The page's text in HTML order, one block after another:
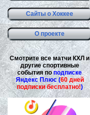
Сайты о Хоккее
О проекте
Смотрите все матчи КХЛ и
другие спортивные
события поподписке
Яндекс Плюс (60 дней
подписки бесплатно!)